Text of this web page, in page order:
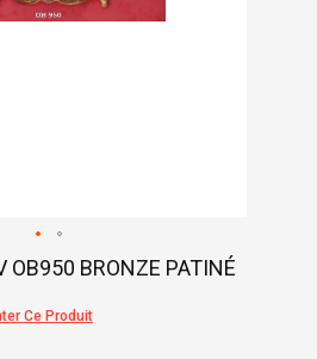
OB950 BRONZE PATINÉ
Ce Produit